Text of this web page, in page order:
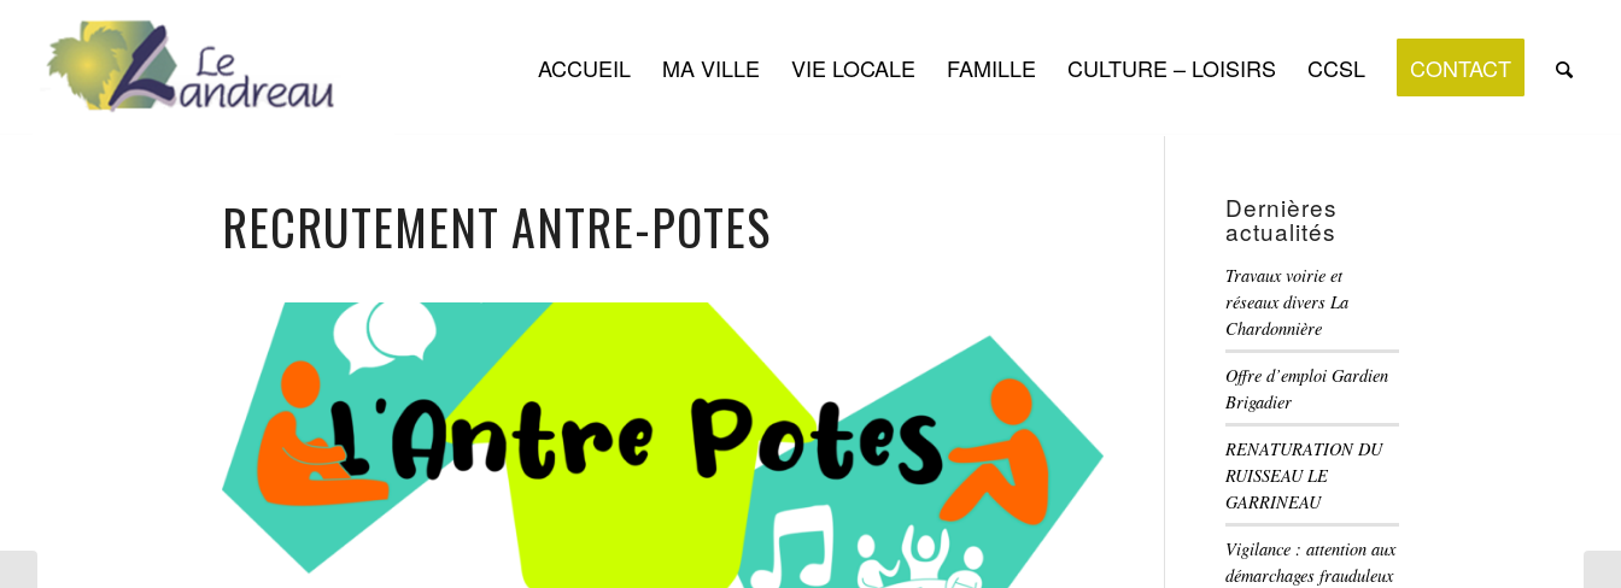
ACCUEIL MA VILLE VIE LOCALE FAMILLE CULTURE – LOISIRS CCSL CONTACT
RECRUTEMENT ANTRE-POTES Dernières
actualités
Travaux voirie et
réseaux divers La
Chardonnière
Offre d’emploi Gardien
Brigadier
RENATURATION DU
RUISSEAU LE
GARRINEAU
Vigilance : attention aux
démarchages frauduleux